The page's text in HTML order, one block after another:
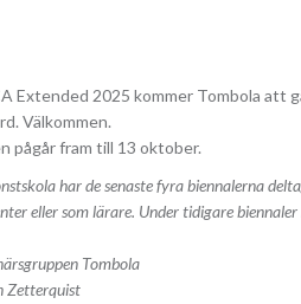
Extended 2025 kommer Tombola att
Välkommen.
pågår fram till 13 oktober.
har de senaste fyra biennalerna
eller som lärare. Under tidigare
Tombola
Zetterquist